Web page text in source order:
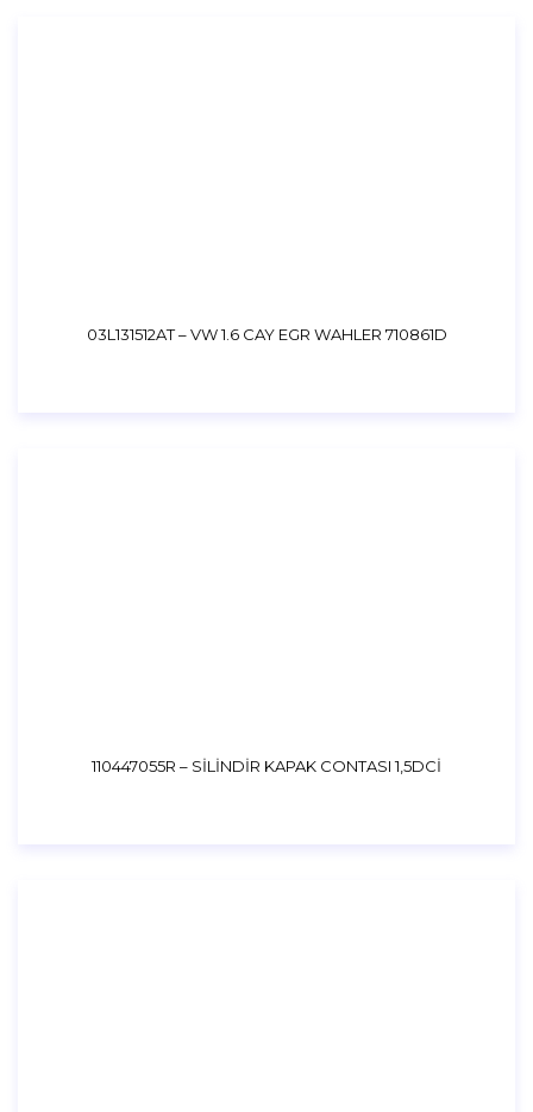
03L131512AT – VW 1.6 CAY EGR WAHLER 710861D
110447055R – SİLİNDİR KAPAK CONTASI 1,5DCİ